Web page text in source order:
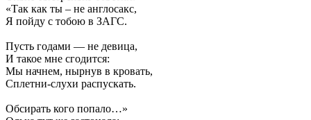
«Так как ты – не англосакс,
Я пойду с тобою в ЗАГС.
Пусть годами — не девица,
И такое мне сгодится:
Мы начнем, нырнув в кровать,
Сплетни-слухи распускать.
Обсирать кого попало…»